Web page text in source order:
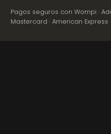
Pagos seguros con Wompi ·
Mastercard · American Express ·